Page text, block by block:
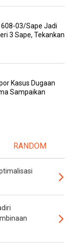
03/Sape Jadi
3 Sape, Tekankan
Kasus Dugaan
Sampaikan
RANDOM